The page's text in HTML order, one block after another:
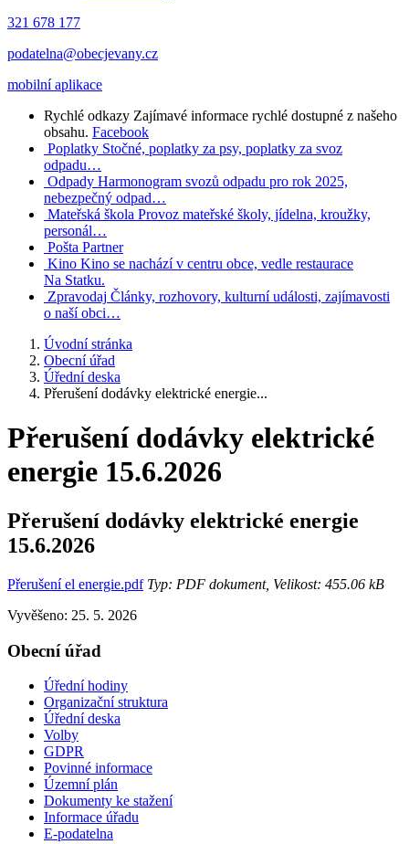
321 678 177
podatelna@obecjevany.cz
mobilní aplikace
Rychlé odkazy Zajímavé informace rychlé dostupné z našeho
obsahu. Facebook
Poplatky Stočné, poplatky za psy, poplatky za svoz
odpadu…
Odpady Harmonogram svozů odpadu pro rok 2025,
nebezpečný odpad…
Mateřská škola Provoz mateřské školy, jídelna, kroužky,
personál…
Pošta Partner
Kino Kino se nachází v centru obce, vedle restaurace
Na Statku.
Zpravodaj Články, rozhovory, kulturní události, zajímavosti
o naší obci…
Úvodní stránka
Obecní úřad
Úřední deska
Přerušení dodávky elektrické energie...
Přerušení dodávky elektrické
energie 15.6.2026
Přerušení dodávky elektrické energie
15.6.2026
Přerušení el energie.pdfTyp: PDF dokument, Velikost: 455.06 kB
Vyvěšeno: 25. 5. 2026
Obecní úřad
Úřední hodiny
Organizační struktura
Úřední deska
Volby
GDPR
Povinné informace
Územní plán
Dokumenty ke stažení
Informace úřadu
E-podatelna